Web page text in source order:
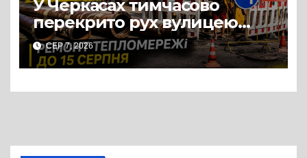
У Черкасах тимчасово
перекрито рух вулицею
Хрещатик на перехресті з
Грушевського через ремонт
тепломережі
СЕР 7, 2026